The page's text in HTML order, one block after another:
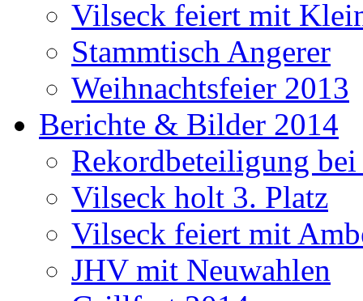
Vilseck feiert mit
Stammtisch Angerer
Weihnachtsfeier 2013
Berichte & Bilder 2014
Rekordbeteiligung bei
Vilseck holt 3. Platz
Vilseck feiert mit
JHV mit Neuwahlen